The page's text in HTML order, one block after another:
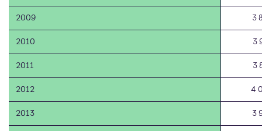
2009 3
2010 3
2011 3
2012 4
2013 3